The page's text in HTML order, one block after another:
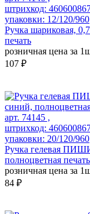
штрихкод:
упаковки: 12/120/960
Ручка шариковая,
печать
розничная цена за
107 ₽
арт. 74145 ,
штрихкод:
упаковки: 20/120/960
Ручка гелевая
полноцветная печать
розничная цена за
84 ₽